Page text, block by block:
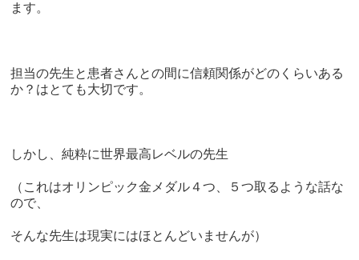
ます。
担当の先生と患者さんとの間に信頼関係がどのくらいある
か？はとても大切です。
しかし、純粋に世界最高レベルの先生
（これはオリンピック金メダル４つ、５つ取るような話な
ので、
そんな先生は現実にはほとんどいませんが）